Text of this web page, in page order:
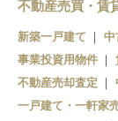
不動産売買・賃
新築一戸建て 中
事業投資用物件
不動産売却査定
一戸建て・一軒家